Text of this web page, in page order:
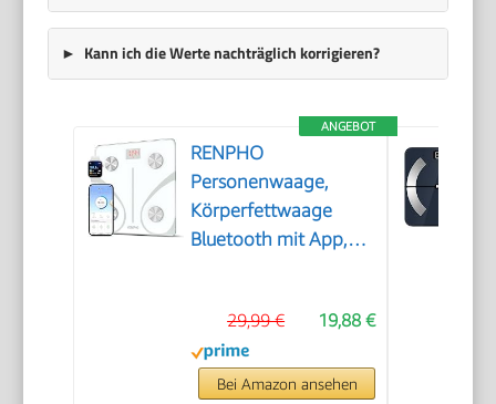
Kann ich die Werte nachträglich korrigieren?
ANGEBOT
RENPHO
Personenwaage,
Körperfettwaage
Bluetooth mit App,
19,88 €
29,99 €
Bei Amazon ansehen